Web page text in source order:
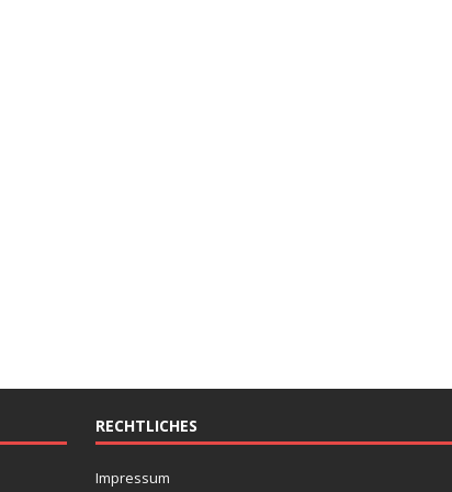
RECHTLICHES
Impressum